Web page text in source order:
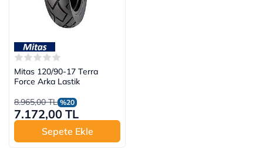
Mitas 120/90-17 Terra
Force Arka Lastik
8.965,00 TL %20
7.172,00 TL
Sepete Ekle